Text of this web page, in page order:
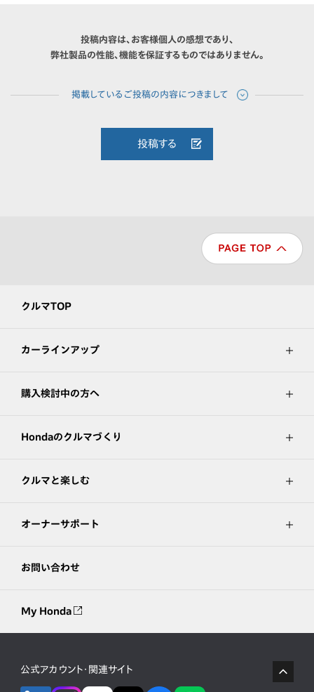
投稿内容は、お客様個人の感想であり、
弊社製品の性能、機能を保証するものではありません。
投稿する
クルマTOP
カーラインアップ
購入検討中の方へ
Hondaのクルマづくり
クルマと楽しむ
オーナーサポート
お問い合わせ
My Honda
公式アカウント・関連サイト